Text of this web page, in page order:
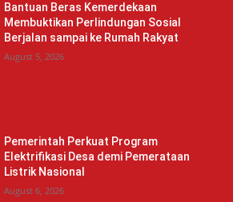
Bantuan Beras Kemerdekaan
Membuktikan Perlindungan Sosial
Berjalan sampai ke Rumah Rakyat
August 5, 2026
Pemerintah Perkuat Program
Elektrifikasi Desa demi Pemerataan
Listrik Nasional
August 6, 2026